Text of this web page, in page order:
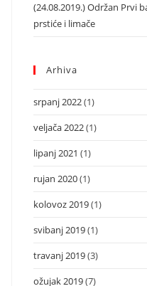
(24.08.2019.) Održan Prvi
prstiće i limače
Arhiva
srpanj 2022(1)
veljača 2022(1)
lipanj 2021 (1)
rujan 2020(1)
kolovoz 2019(1)
svibanj 2019(1)
travanj 2019(3)
ožujak 2019(7)